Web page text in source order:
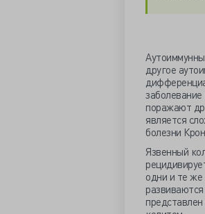
другое
поражают
является
болезни
Язвенный
одни и те же